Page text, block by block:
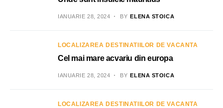
IANUARIE 28, 2024 BY ELENA STOICA
LOCALIZAREA DESTINATIILOR DE VACANTA
Cel mai mare acvariu din europa
IANUARIE 28, 2024 BY ELENA STOICA
LOCALIZAREA DESTINATIILOR DE VACANTA